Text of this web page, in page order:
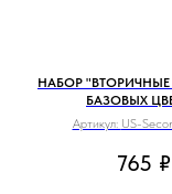
НАБОР "ВТОРИЧНЫЕ
БАЗОВЫХ
Артикул: US-
765 ₽